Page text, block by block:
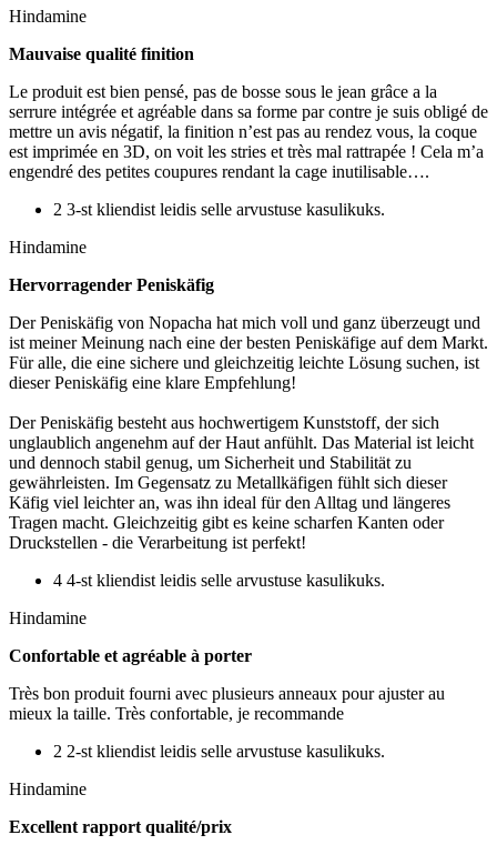
Hindamine
Mauvaise qualité finition
Le produit est bien pensé, pas de bosse sous le jean grâce a la
serrure intégrée et agréable dans sa forme par contre je suis obligé de
mettre un avis négatif, la finition n’est pas au rendez vous, la coque
est imprimée en 3D, on voit les stries et très mal rattrapée ! Cela m’a
engendré des petites coupures rendant la cage inutilisable….
2 3-st kliendist leidis selle arvustuse kasulikuks.
Hindamine
Hervorragender Peniskäfig
Der Peniskäfig von Nopacha hat mich voll und ganz überzeugt und
ist meiner Meinung nach eine der besten Peniskäfige auf dem Markt.
Für alle, die eine sichere und gleichzeitig leichte Lösung suchen, ist
dieser Peniskäfig eine klare Empfehlung!
Der Peniskäfig besteht aus hochwertigem Kunststoff, der sich
unglaublich angenehm auf der Haut anfühlt. Das Material ist leicht
und dennoch stabil genug, um Sicherheit und Stabilität zu
gewährleisten. Im Gegensatz zu Metallkäfigen fühlt sich dieser
Käfig viel leichter an, was ihn ideal für den Alltag und längeres
Tragen macht. Gleichzeitig gibt es keine scharfen Kanten oder
Druckstellen - die Verarbeitung ist perfekt!
4 4-st kliendist leidis selle arvustuse kasulikuks.
Hindamine
Confortable et agréable à porter
Très bon produit fourni avec plusieurs anneaux pour ajuster au
mieux la taille. Très confortable, je recommande
2 2-st kliendist leidis selle arvustuse kasulikuks.
Hindamine
Excellent rapport qualité/prix